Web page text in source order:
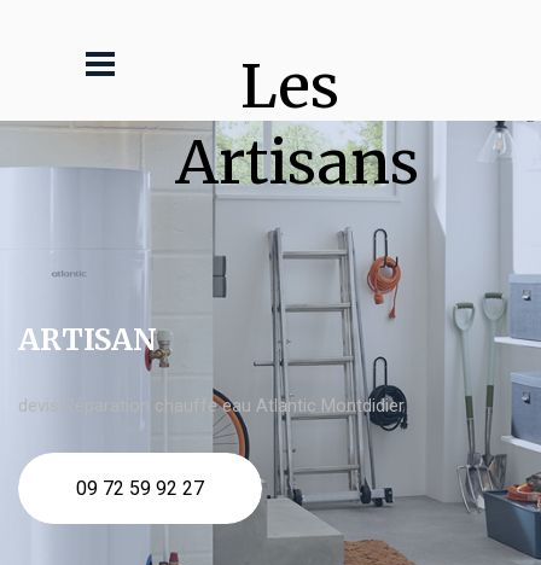
Les
Artisans
ARTISAN
devis Réparation chauffe eau Atlantic Montdidier
09 72 59 92 27